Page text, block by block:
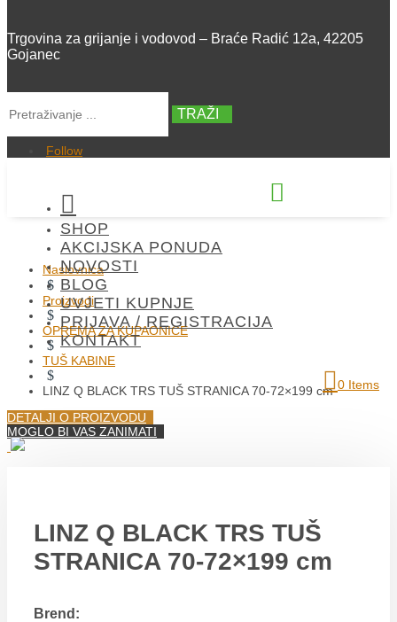
Trgovina za grijanje i vodovod – Braće Radić 12a, 42205
Gojanec
TRAŽI
Follow


SHOP
AKCIJSKA PONUDA
NOVOSTI
BLOG
UVJETI KUPNJE
PRIJAVA / REGISTRACIJA
KONTAKT
0 Items
Naslovnica
$
Proizvodi
$
OPREMA ZA KUPAONICE
$
TUŠ KABINE
$
LINZ Q BLACK TRS TUŠ STRANICA 70-72×199 cm
DETALJI O PROIZVODU
MOGLO BI VAS ZANIMATI
LINZ Q BLACK TRS TUŠ
STRANICA 70-72×199 cm
Brend: